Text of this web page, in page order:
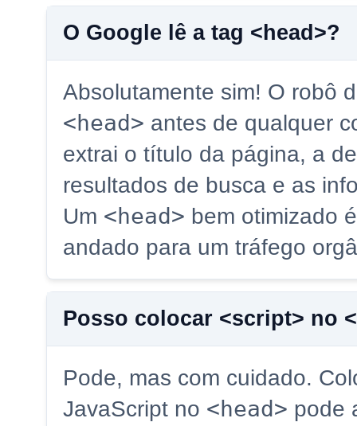
O Google lê a tag <head>?
Absolutamente sim! O robô
<head> antes de qualquer
extrai o título da página, a
resultados de busca e as
Um <head> bem otimizado
andado para um tráfego
Posso colocar <script> no
Pode, mas com cuidado.
JavaScript no <head> pode